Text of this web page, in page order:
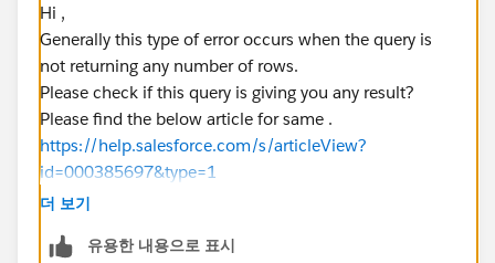
Hi ,
Generally this type of error occurs when the query is
not returning any number of rows.
Please check if this query is giving you any result?
Please find the below article for same .
https://help.salesforce.com/s/articleView?
id=000385697&type=1
(https://help.salesforce.com/s/articleView?
Let me know if you face any issues.
더 보기
유용한 내용으로 표시